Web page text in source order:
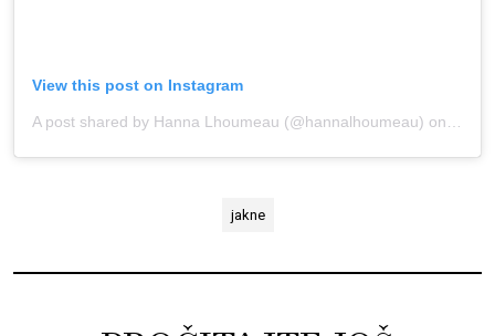
View this post on Instagram
A post shared by Hanna Lhoumeau (@hannalhoumeau) onJun 13, 2020 at 9:08am PDT
jakne